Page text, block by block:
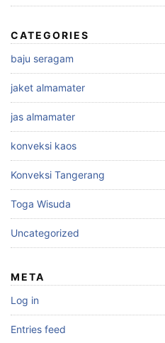
CATEGORIES
baju seragam
jaket almamater
jas almamater
konveksi kaos
Konveksi Tangerang
Toga Wisuda
Uncategorized
META
Log in
Entries feed